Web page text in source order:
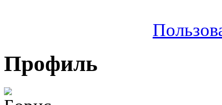
Профиль